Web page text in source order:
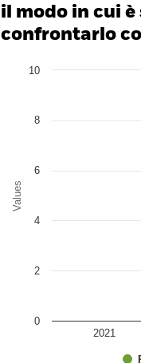
il modo in cui
confrontarlo
Chart
Bar chart with 2 data
Values
2021
0
2
4
6
8
10